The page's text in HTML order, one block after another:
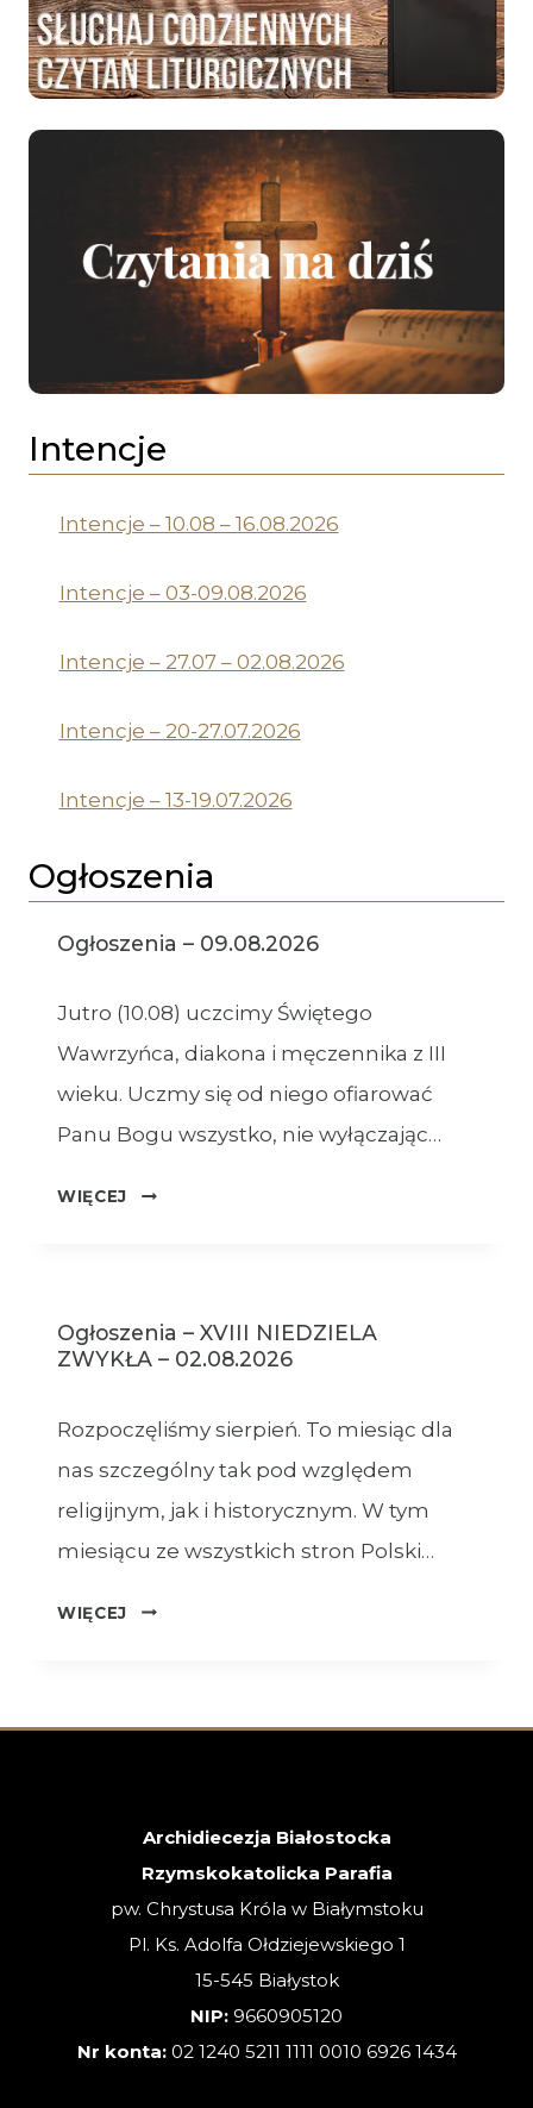
Intencje
Intencje – 10.08 – 16.08.2026
Intencje – 03-09.08.2026
Intencje – 27.07 – 02.08.2026
Intencje – 20-27.07.2026
Intencje – 13-19.07.2026
Ogłoszenia
Ogłoszenia – 09.08.2026
Jutro (10.08) uczcimy Świętego
Wawrzyńca, diakona i męczennika z III
wieku. Uczmy się od niego ofiarować
Panu Bogu wszystko, nie wyłączając…
WIĘCEJ
OGŁOSZENIA
Ogłoszenia – XVIII NIEDZIELA
ZWYKŁA – 02.08.2026
Rozpoczęliśmy sierpień. To miesiąc dla
nas szczególny tak pod względem
religijnym, jak i historycznym. W tym
miesiącu ze wszystkich stron Polski…
WIĘCEJ
OGŁOSZENIA
ZWYKŁA
Archidiecezja Białostocka
Rzymskokatolicka Parafia
pw. Chrystusa Króla w Białymstoku
Pl. Ks. Adolfa Ołdziejewskiego 1
15-545 Białystok
NIP: 9660905120
Nr konta: 02 1240 5211 1111 0010 6926 1434